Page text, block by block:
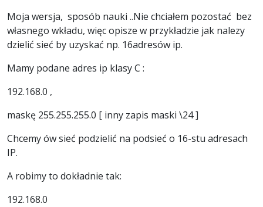
Moja wersja, sposób nauki ..Nie chciałem pozostać bez
własnego wkładu, więc opisze w przykładzie jak nalezy
dzielić sieć by uzyskać np. 16adresów ip.
Mamy podane adres ip klasy C :
192.168.0 ,
maskę 255.255.255.0 [ inny zapis maski \24 ]
Chcemy ów sieć podzielić na podsieć o 16-stu adresach
IP.
A robimy to dokładnie tak:
192.168.0